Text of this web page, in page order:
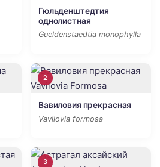
Гюльденштедтия
однолистная
Gueldenstaedtia monophylla
2
Вавиловия прекрасная
Vavilovia formosa
3